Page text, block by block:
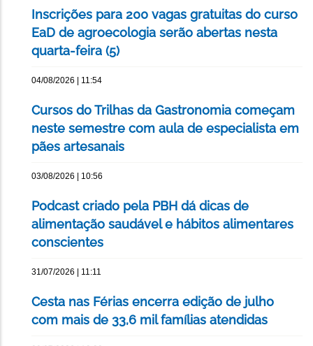
Inscrições para 200 vagas gratuitas do curso
EaD de agroecologia serão abertas nesta
quarta-feira (5)
04/08/2026 | 11:54
Cursos do Trilhas da Gastronomia começam
neste semestre com aula de especialista em
pães artesanais
03/08/2026 | 10:56
Podcast criado pela PBH dá dicas de
alimentação saudável e hábitos alimentares
conscientes
31/07/2026 | 11:11
Cesta nas Férias encerra edição de julho
com mais de 33,6 mil famílias atendidas